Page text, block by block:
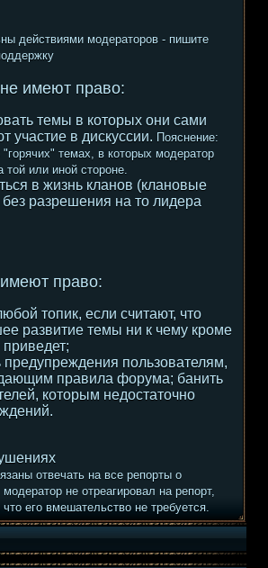
действиями модераторов - пишите
имеют право:
темы в которых они сами
участие в дискуссии. Пояснение:
"горячих" темах, в которых модератор
той или иной стороне.
в жизнь кланов (клановые
разрешения на то лидера
право:
топик, если считают, что
развитие темы ни к чему кроме
приведет;
предупреждения пользователям,
правила форума; банить
которым недостаточно
отвечать на все репорты о
не отреагировал на репорт,
что его вмешательство не требуется.